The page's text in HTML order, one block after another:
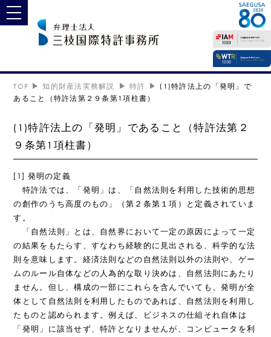
toggle navigation
TOP 知的財産法実務解説 特許
(1)特許法上の「発明」で
あること（特許法第２９条第1項柱書）
(1)特許法上の「発明」であること（特許法第２
９条第1項柱書）
[1] 発明の定義
特許法では、「発明」は、「自然法則を利用した技術的思想
の創作のうち高度のもの」（第２条第１項）と定義されていま
す。
「自然法則」とは、自然界において一定の原因によって一定
の結果をもたらす、すなわち経験的に見出される、科学的な法
則を意味します。経済法則などの自然法則以外の法則や、ゲー
ムのルール自体などの人為的な取り決めは、自然法則にあたり
ません。但し、構成の一部にこれらを含んでいても、発明が全
体として自然法則を利用したものであれば、自然法則を利用し
たものと認められます。例えば、ビジネスの仕組それ自体は
「発明」に該当せず、特許となりませんが、コンピュータを利